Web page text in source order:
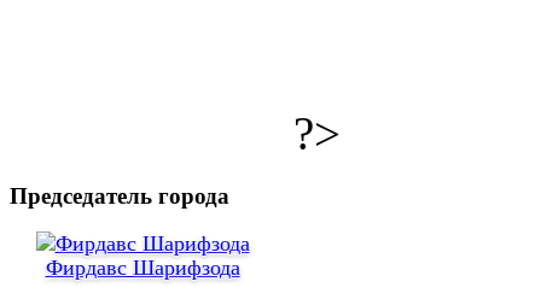
?>
Председатель города
Фирдавс Шарифзода